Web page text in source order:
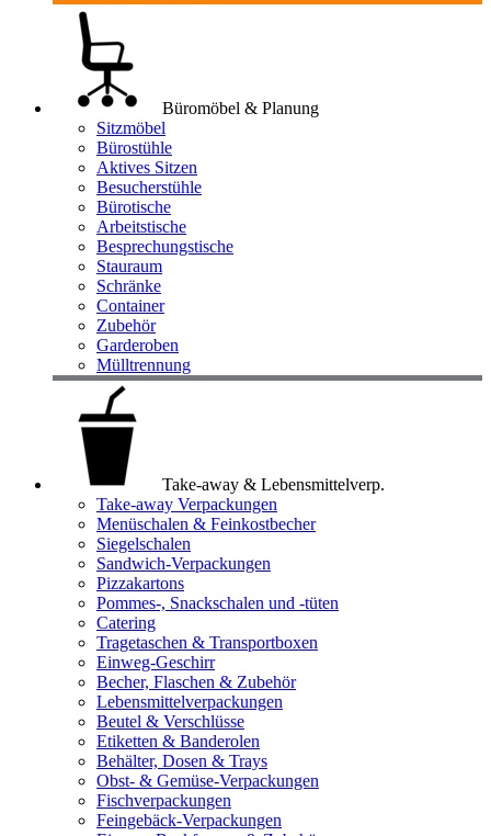
Büromöbel & Planung
Sitzmöbel
Bürostühle
Aktives Sitzen
Besucherstühle
Bürotische
Arbeitstische
Besprechungstische
Stauraum
Schränke
Container
Zubehör
Garderoben
Mülltrennung
Take-away & Lebensmittelverp.
Take-away Verpackungen
Menüschalen & Feinkostbecher
Siegelschalen
Sandwich-Verpackungen
Pizzakartons
Pommes-, Snackschalen und -tüten
Catering
Tragetaschen & Transportboxen
Einweg-Geschirr
Becher, Flaschen & Zubehör
Lebensmittelverpackungen
Beutel & Verschlüsse
Etiketten & Banderolen
Behälter, Dosen & Trays
Obst- & Gemüse-Verpackungen
Fischverpackungen
Feingebäck-Verpackungen